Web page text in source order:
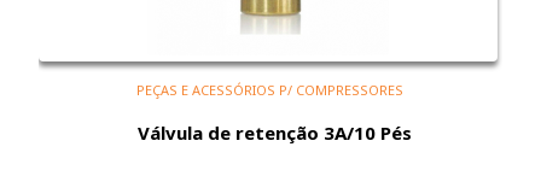
PEÇAS E ACESSÓRIOS P/ COMPRESSORES
Válvula de retenção 3A/10 Pés